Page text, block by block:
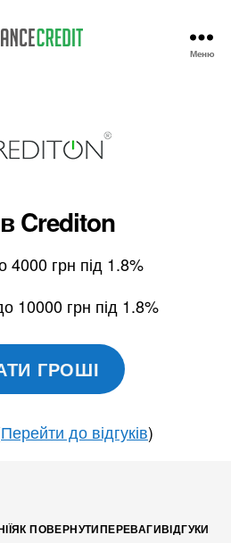
Меню
Crediton
грн під 1.8%
10000 грн під 1.8%
ГРОШІ
Перейти до відгуків)
ЯК ПОВЕРНУТИПЕРЕВАГИВІДГУКИ